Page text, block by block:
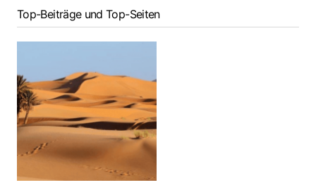
Top-Beiträge und Top-Seiten